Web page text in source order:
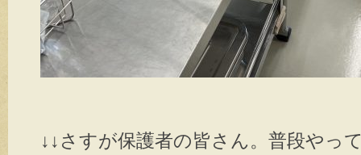
↓↓さすが保護者の皆さん。普段やっ